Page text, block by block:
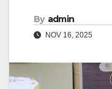
By admin
NOV 16, 2025